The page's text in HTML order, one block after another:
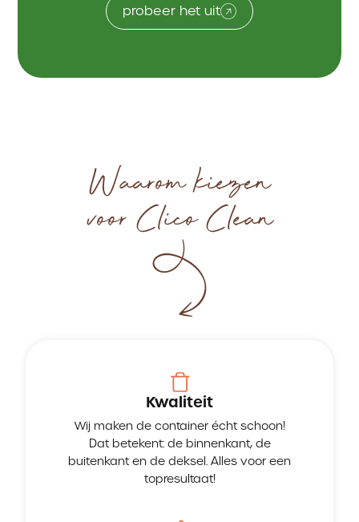
probeer het uit
Waarom kiezen
voor Clico Clean
Kwaliteit
Wij maken de container écht schoon!
Dat betekent: de binnenkant, de
buitenkant en de deksel. Alles voor een
topresultaat!